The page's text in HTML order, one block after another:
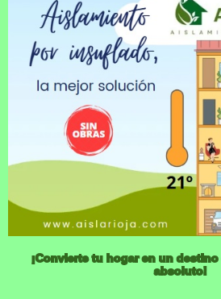
¡Convierte tu hogar en un
absoluto!